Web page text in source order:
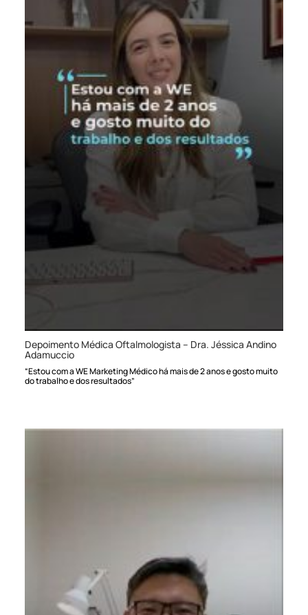
Depoimento Médica Oftalmologista – Dra. Jéssica Andino
Adamuccio
“Estou com a WE Marketing Médico há mais de 2 anos e gosto muito
do trabalho e dos resultados”